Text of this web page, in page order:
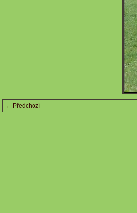
← Předchozí